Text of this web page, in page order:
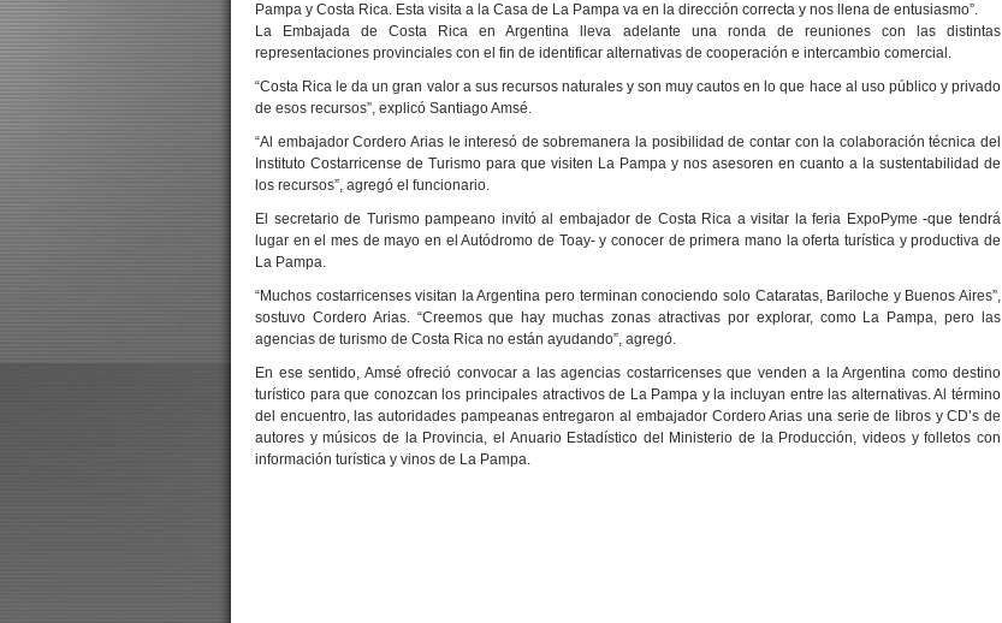
Pampa y Costa Rica. Esta visita a la Casa de La Pampa va en la dirección correcta y nos llena de entusiasmo”.
La Embajada de Costa Rica en Argentina lleva adelante una ronda de reuniones con las distintas
representaciones provinciales con el fin de identificar alternativas de cooperación e intercambio comercial.
“Costa Rica le da un gran valor a sus recursos naturales y son muy cautos en lo que hace al uso público y privado
de esos recursos”, explicó Santiago Amsé.
“Al embajador Cordero Arias le interesó de sobremanera la posibilidad de contar con la colaboración técnica del
Instituto Costarricense de Turismo para que visiten La Pampa y nos asesoren en cuanto a la sustentabilidad de
los recursos”, agregó el funcionario.
El secretario de Turismo pampeano invitó al embajador de Costa Rica a visitar la feria ExpoPyme -que tendrá
lugar en el mes de mayo en el Autódromo de Toay- y conocer de primera mano la oferta turística y productiva de
La Pampa.
“Muchos costarricenses visitan la Argentina pero terminan conociendo solo Cataratas, Bariloche y Buenos Aires”,
sostuvo Cordero Arias. “Creemos que hay muchas zonas atractivas por explorar, como La Pampa, pero las
agencias de turismo de Costa Rica no están ayudando”, agregó.
En ese sentido, Amsé ofreció convocar a las agencias costarricenses que venden a la Argentina como destino
turístico para que conozcan los principales atractivos de La Pampa y la incluyan entre las alternativas. Al término
del encuentro, las autoridades pampeanas entregaron al embajador Cordero Arias una serie de libros y CD’s de
autores y músicos de la Provincia, el Anuario Estadístico del Ministerio de la Producción, videos y folletos con
información turística y vinos de La Pampa.